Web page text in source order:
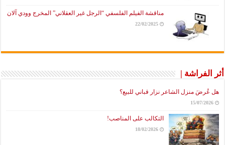
مناقشة الفيلم الفلسفي “الرجل غير العقلاني” المخرج وودي آلان
22/02/2025
أثر الفراشة |
هل عُرضَ منزل الشاعر نزار قباني للبيع؟
15/07/2026
التكالب على المناصب!
18/02/2026